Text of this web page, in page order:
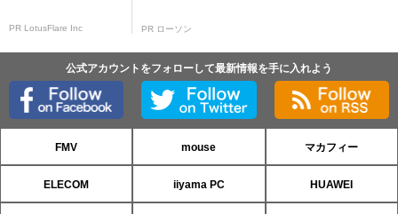
PR LotusFlare Inc PR ローソン
公式アカウントをフォローして最新情報を手に入れよう
FMV mouse マカフィー
ELECOM iiyama PC HUAWEI